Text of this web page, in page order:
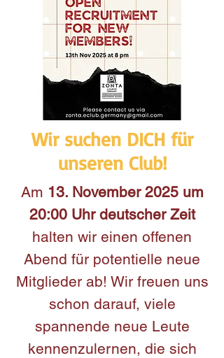
Wir suchen DICH für
unseren Club!
Am 13. November 2025 um
20:00 Uhr deutscher Zeit
halten wir einen offenen
Abend für potentielle neue
Mitglieder ab! Wir freuen uns
schon darauf, viele
spannende neue Leute
kennenzulernen, die sich